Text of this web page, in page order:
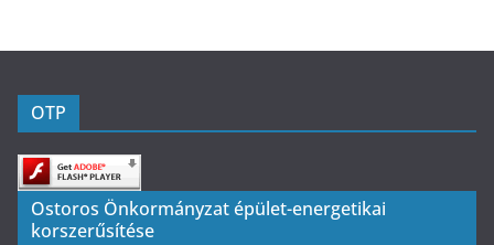
OTP
Ostoros Önkormányzat épület-energetikai
korszerűsítése